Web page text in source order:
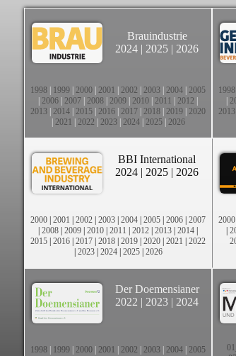
Brauindustrie
2024 | 2025 | 2026
1998 1999 2000 2001 2002 2003 2004 2005
2006 2007 2008 2009 2010 2011 2012
2013 2014 2015 2016 2017 2018 2019 2020
2021 2022 2023| 2024| 2025| 2026
1998
2013
BBI International
2024 | 2025 | 2026
2000 | 2001 | 2002 | 2003 | 2004 | 2005 | 2006 | 2007
| 2008 | 2009 | 2010 | 2011 | 2012 | 2013 | 2014 |
2015 | 2016 | 2017 | 2018 | 2019 | 2020 | 2021 | 2022
| 2023| 2024| 2025| 2026
2000
|
Der Doemensianer
2022 | 2023 | 2024
1998 1999 2000 2001 2002 2003 2004 2005